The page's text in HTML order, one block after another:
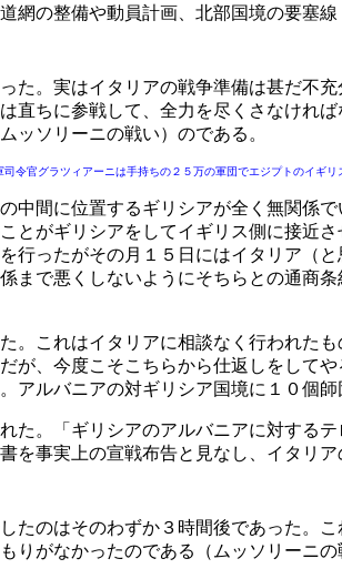
の整備や動員計画、北部国境の要塞線
。実はイタリアの戦争準備は甚だ不
直ちに参戦して、全力を尽くさなけれ
ッソリーニの戦い）のである。
官グラツィアーニは手持ちの２５万の軍団でエジプトのイギリ
間に位置するギリシアが全く無関係
とがギリシアをしてイギリス側に接近
行ったがその月１５日にはイタリア（
まで悪くしないようにそちらとの通商
これはイタリアに相談なく行われた
が、今度こそこちらから仕返しをして
ルバニアの対ギリシア国境に１０個師
。「ギリシアのアルバニアに対する
事実上の宣戦布告と見なし、イタリ
のはそのわずか３時間後であった。
りがなかったのである（ムッソリーニの